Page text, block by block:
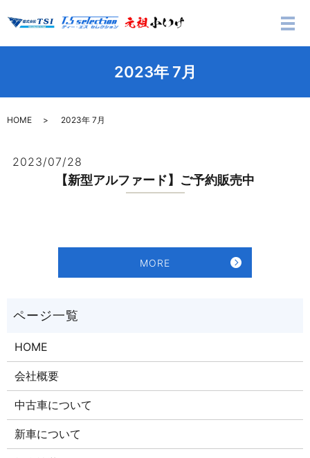
メ
2023年 7月
HOME 2023年 7月
2023/07/28
【新型アルファード】ご予約販売中
MORE
HOME
会社概要
中古車について
新車について